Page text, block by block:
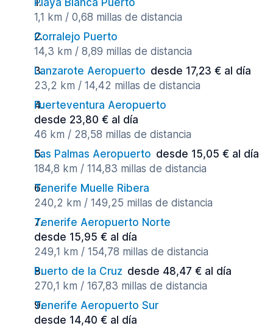
Playa Blanca Puerto
1,1 km / 0,68 millas de distancia
Corralejo Puerto
14,3 km / 8,89 millas de distancia
Lanzarote Aeropuerto desde 17,23 € al día
23,2 km / 14,42 millas de distancia
Fuerteventura Aeropuerto
desde 23,80 € al día
46 km / 28,58 millas de distancia
Las Palmas Aeropuerto desde 15,05 € al día
184,8 km / 114,83 millas de distancia
Tenerife Muelle Ribera
240,2 km / 149,25 millas de distancia
Tenerife Aeropuerto Norte
desde 15,95 € al día
249,1 km / 154,78 millas de distancia
Puerto de la Cruz desde 48,47 € al día
270,1 km / 167,83 millas de distancia
Tenerife Aeropuerto Sur
desde 14,40 € al día